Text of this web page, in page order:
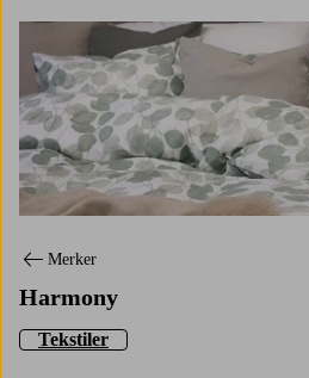
Merker
Harmony
Tekstiler